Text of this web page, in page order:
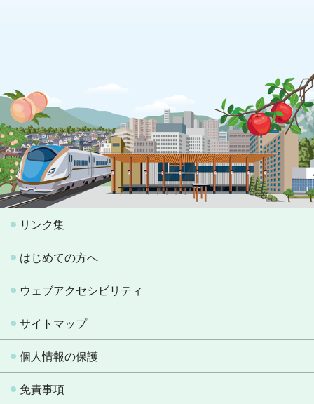
リンク集
はじめての方へ
ウェブアクセシビリティ
サイトマップ
個人情報の保護
免責事項